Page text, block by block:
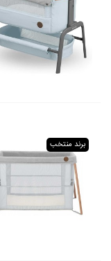
برند منتخب